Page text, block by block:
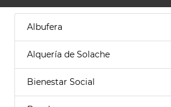
Albufera
Alquería de Solache
Bienestar Social